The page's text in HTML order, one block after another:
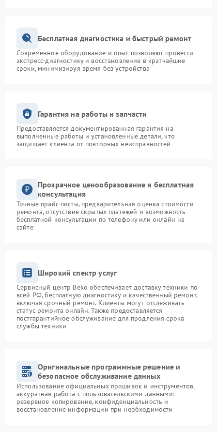
Бесплатная диагностика и быстрый ремонт
Современное оборудование и опыт позволяют провести
экспресс-диагностику и восстановление в кратчайшие
сроки, минимизируя время без устройства
Гарантия на работы и запчасти
Предоставляется документированная гарантия на
выполненные работы и установленные детали, что
защищает клиента от повторных неисправностей
Прозрачное ценообразование и бесплатная
консультация
Точные прайс-листы, предварительная оценка стоимости
ремонта, отсутствие скрытых платежей и возможность
бесплатной консультации по телефону или онлайн на
сайте
Широкий спектр услуг
Сервисный центр Beko обеспечивает доставку техники по
всей РФ, бесплатную диагностику и качественный ремонт,
включая срочный ремонт. Клиенты могут отслеживать
статус ремонта онлайн. Также предоставляется
постгарантийное обслуживание для продления срока
службы техники
Оригинальные программные решение и
безопасное обслуживание данных
Использование официальных прошивок и инструментов,
аккуратная работа с пользовательскими данными:
резервное копирование, конфиденциальность и
восстановление информации при необходимости